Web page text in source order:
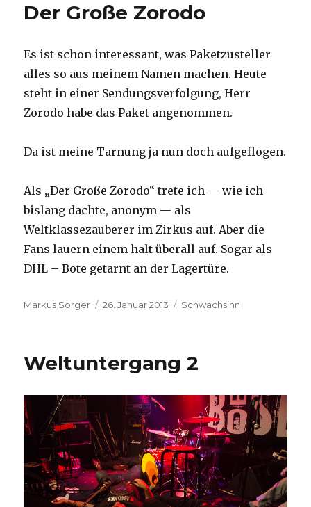
Der Große Zorodo
Es ist schon interessant, was Paketzusteller
alles so aus meinem Namen machen. Heute
steht in einer Sendungsverfolgung, Herr
Zorodo habe das Paket angenommen.
Da ist meine Tarnung ja nun doch aufgeflogen.
Als „Der Große Zorodo“ trete ich — wie ich
bislang dachte, anonym — als
Weltklassezauberer im Zirkus auf. Aber die
Fans lauern einem halt überall auf. Sogar als
DHL – Bote getarnt an der Lagertüre.
Autor
Markus Sorger
Veröffentlicht
26. Januar 2013 Kategorien
Schwachsinn
Weltuntergang 2